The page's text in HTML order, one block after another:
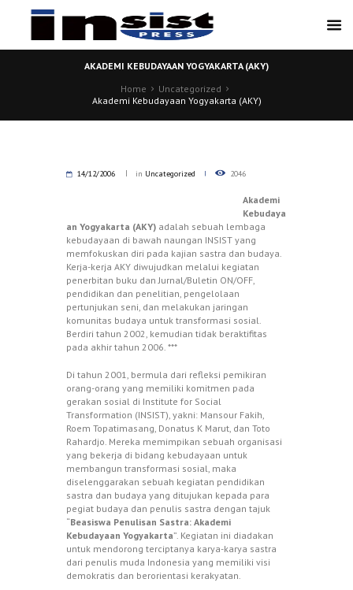
AKADEMI KEBUDAYAAN YOGYAKARTA (AKY)
Home
Uncategorized
Akademi Kebudayaan Yogyakarta (AKY)
14/12/2006 in Uncategorized 2046
Akademi
Kebudaya
an Yogyakarta (AKY) adalah sebuah lembaga
kebudayaan di bawah naungan INSIST yang
memfokuskan diri pada kajian sastra dan budaya.
Kerja-kerja AKY diwujudkan melalui kegiatan
penerbitan buku dan Jurnal/Buletin ON/OFF,
pendidikan dan penelitian, pengelolaan
pertunjukan seni, dan melakukan jaringan
komunitas budaya untuk transformasi sosial.
Berdiri tahun 2002, kemudian tidak beraktifitas
pada akhir tahun 2006. ***
Di tahun 2001, bermula dari refleksi pemikiran
orang-orang yang memiliki komitmen pada
gerakan sosial di Institute for Social
Transformation (INSIST), yakni: Mansour Fakih,
Roem Topatimasang, Donatus K Marut, dan Toto
Rahardjo. Mereka memimpikan sebuah organisasi
yang bekerja di bidang kebudayaan untuk
membangun transformasi sosial, maka
diselenggarakan sebuah kegiatan pendidikan
sastra dan budaya yang ditujukan kepada para
pegiat budaya dan penulis sastra dengan tajuk
“Beasiswa Penulisan Sastra: Akademi
Kebudayaan Yogyakarta”. Kegiatan ini diadakan
untuk mendorong terciptanya karya-karya sastra
dari penulis muda Indonesia yang memiliki visi
demokratis dan berorientasi kerakyatan.